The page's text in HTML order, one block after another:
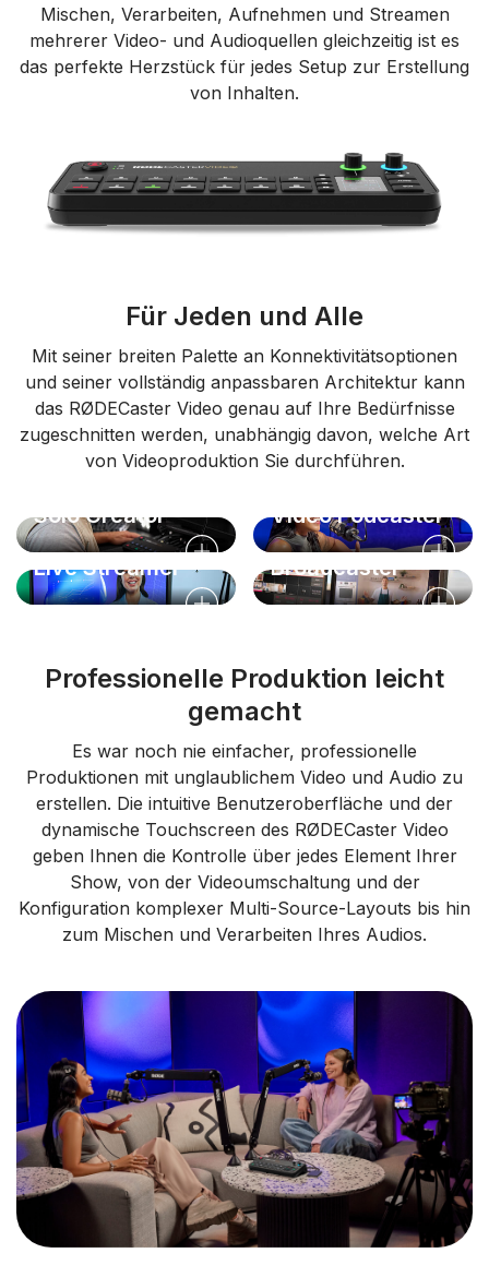
Mischen, Verarbeiten, Aufnehmen und Streamen
mehrerer Video- und Audioquellen gleichzeitig ist es
das perfekte Herzstück für jedes Setup zur Erstellung
von Inhalten.
Für Jeden und Alle
Mit seiner breiten Palette an Konnektivitätsoptionen
und seiner vollständig anpassbaren Architektur kann
das RØDECaster Video genau auf Ihre Bedürfnisse
zugeschnitten werden, unabhängig davon, welche Art
von Videoproduktion Sie durchführen.
Solo Creator
Video Podcaster
Live Streamer
Broadcaster
Professionelle Produktion leicht
gemacht
Es war noch nie einfacher, professionelle
Produktionen mit unglaublichem Video und Audio zu
erstellen. Die intuitive Benutzeroberfläche und der
dynamische Touchscreen des RØDECaster Video
geben Ihnen die Kontrolle über jedes Element Ihrer
Show, von der Videoumschaltung und der
Konfiguration komplexer Multi-Source-Layouts bis hin
zum Mischen und Verarbeiten Ihres Audios.